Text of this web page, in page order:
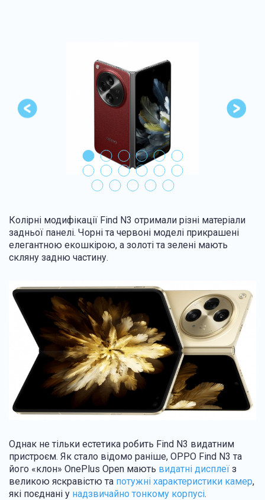
Колірні модифікації Find N3 отримали різні матеріали
задньої панелі. Чорні та червоні моделі прикрашені
елегантною екошкірою, а золоті та зелені мають
скляну задню частину.
Однак не тільки естетика робить Find N3 видатним
пристроєм. Як стало відомо раніше, OPPO Find N3 та
його «клон» OnePlus Open мають видатні дисплеї з
великою яскравістю та потужні характеристики камер,
які поєднані у надзвичайно тонкому корпусі.